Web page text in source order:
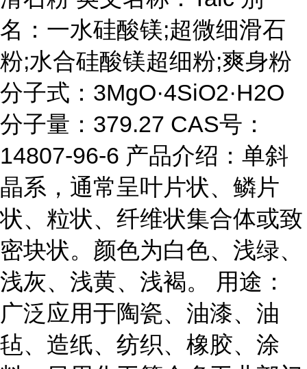
名：一水硅酸镁;超微细滑石
粉;水合硅酸镁超细粉;爽身粉
分子式：3MgO·4SiO2·H2O
分子量：379.27 CAS号：
14807-96-6 产品介绍：单斜
晶系，通常呈叶片状、鳞片
状、粒状、纤维状集合体或致
密块状。颜色为白色、浅绿、
浅灰、浅黄、浅褐。 用途：
广泛应用于陶瓷、油漆、油
毡、造纸、纺织、橡胶、涂